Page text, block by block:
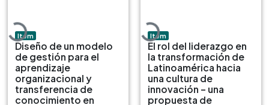
Loading...
Item type:
Item ,
Diseño de un modelo
de gestión para el
aprendizaje
organizacional y
transferencia de
conocimiento en
Loading...
Item type:
Item ,
El rol del liderazgo en
la transformación de
Latinoamérica hacia
una cultura de
innovación – una
propuesta de